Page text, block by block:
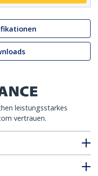
leistungsstarkes
vertrauen.